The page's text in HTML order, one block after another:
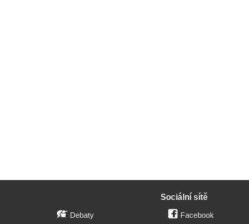
Debaty
Sociální sítě
Facebook